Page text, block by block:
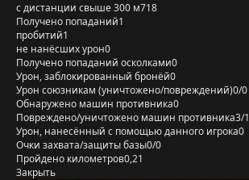
с дистанции свыше 300 м718
Получено попаданий1
пробитий1
не нанёсших урон0
Получено попаданий осколками0
Урон, заблокированный бронёй0
Урон союзникам (уничтожено/повреждений)0/0
Обнаружено машин противника0
Повреждено/уничтожено машин противника3/1
Урон, нанесённый с помощью данного игрока0
Очки захвата/защиты базы0/0
Пройдено километров0,21
Закрыть